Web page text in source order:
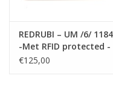
REDRUBI – UM /6/ 1184
-Met RFID protected -
echt lederen - dames
Rugzak en
€125,00